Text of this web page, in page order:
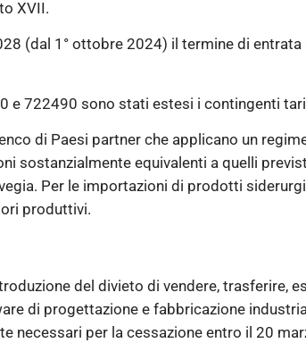
XVII.
(dal 1° ottobre 2024) il termine di
e 722490 sono stati estesi i contingenti
di Paesi partner che applicano un
sostanzialmente equivalenti a quelli
Per le importazioni di prodotti
produttivi.
del divieto di vendere, trasferire,
di progettazione e fabbricazione
necessari per la cessazione entro il 20